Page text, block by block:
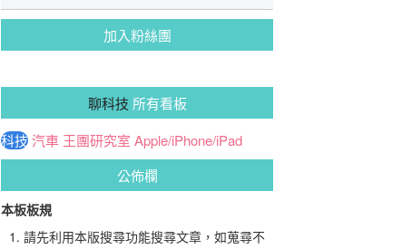
加入粉絲團
聊科技 所有看板
科技汽車 王團研究室 Apple/iPhone/iPad
公佈欄
本板板規
請先利用本版搜尋功能搜尋文章，如蒐尋不